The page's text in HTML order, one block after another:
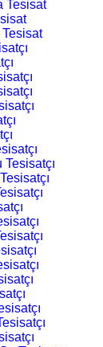
Tesisat
Tesisat